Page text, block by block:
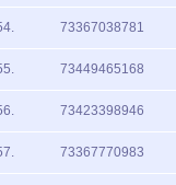
73367038781
73449465168
73423398946
73367770983